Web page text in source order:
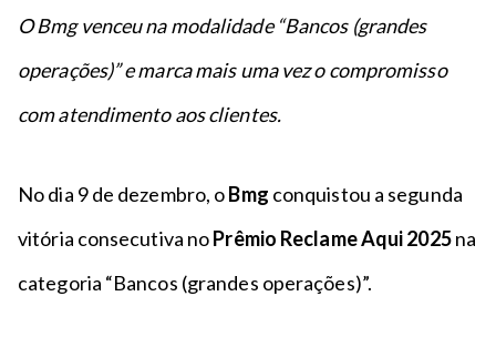
c
a
p
n
o
O Bmg venceu na modalidade “Bancos (grandes
operações)” e marca mais uma vez o compromisso
com atendimento aos clientes.
No dia 9 de dezembro, oBmg conquistou a segunda
vitória consecutiva noPrêmio Reclame Aqui 2025na
categoria “Bancos (grandes operações)”.